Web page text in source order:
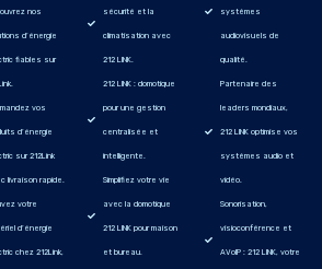
nos
d’énergie
fiables sur
vos
d’énergie
sur 212Link
livraison rapide.
votre
d’énergie
chez 212Link,
sécurité et la
climatisation avec
212 LINK.
212 LINK : domotique
pour une gestion
centralisée et
intelligente.
Simplifiez votre vie
avec la domotique
212 LINK pour maison
et bureau.
systèmes
audiovisuels de
qualité.
Partenaire des
leaders mondiaux,
212 LINK optimise vos
systèmes audio et
vidéo.
Sonorisation,
visioconférence et
AVoIP : 212 LINK, votre